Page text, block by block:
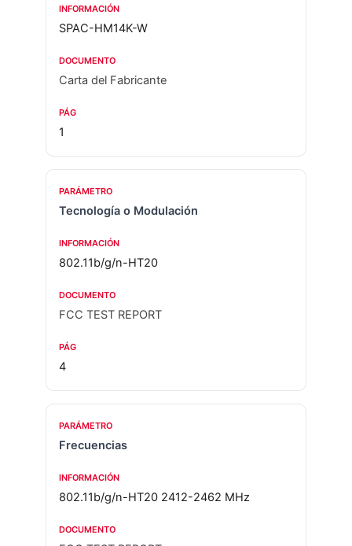
SPAC-HM14K-W
Carta del Fabricante
1
Tecnología o Modulación
802.11b/g/n-HT20
FCC TEST REPORT
4
Frecuencias
802.11b/g/n-HT20 2412-2462 MHz